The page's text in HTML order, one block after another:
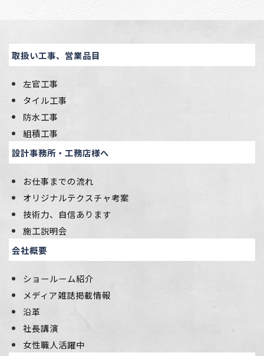
取扱い工事、営業品目
左官工事
タイル工事
防水工事
組積工事
設計事務所・工務店様へ
お仕事までの流れ
オリジナルテクスチャ考案
技術力、自信あります
施工説明会
会社概要
ショールーム紹介
メディア雑誌掲載情報
沿革
社長講演
女性職人活躍中